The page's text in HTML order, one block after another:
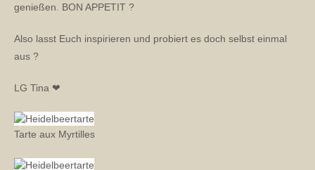
genießen. BON APPETIT ?
Also lasst Euch inspirieren und probiert es doch selbst einmal
aus ?
LG Tina ❤
Tarte aux Myrtilles